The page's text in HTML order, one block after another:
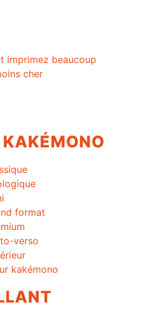
format
verso
kakémono